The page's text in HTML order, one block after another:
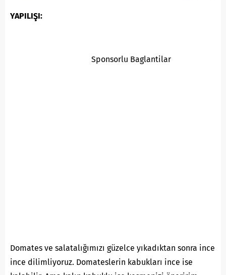
YAPILIŞI:
Sponsorlu Baglantilar
Domates ve salatalığımızı güzelce yıkadıktan sonra ince
ince dilimliyoruz. Domateslerin kabukları ince ise